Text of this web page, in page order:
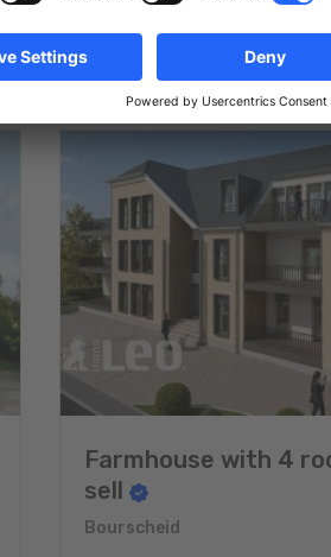
232
Farmhouse with 4
sell
Bourscheid